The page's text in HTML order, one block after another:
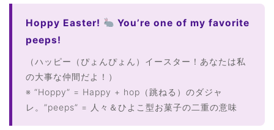
Hoppy Easter!
You’re one of my favorite
peeps!
（ハッピー（ぴょんぴょん）イースター！あなたは私
の大事な仲間だよ！）
※ “Hoppy” = Happy + hop（跳ねる）のダジャ
レ。”peeps” = 人々＆ひよこ型お菓子の二重の意味